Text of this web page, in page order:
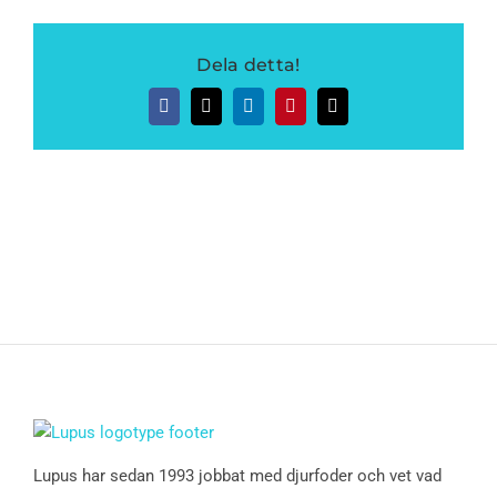
Dela detta!
FacebookTwitterLinkedInPinterest
E-
post
Lupus har sedan 1993 jobbat med djurfoder och vet vad